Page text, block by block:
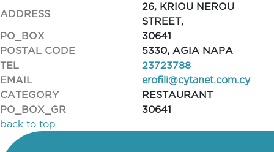
ADDRESS
26, KRIOU NEROU
STREET,
PO_BOX
30641
POSTAL CODE
5330, AGIA NAPA
TEL
23723788
EMAIL
erofili@cytanet.com.cy
CATEGORY
RESTAURANT
PO_BOX_GR
30641
back to top